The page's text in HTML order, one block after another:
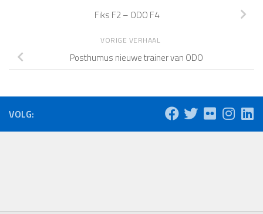
Fiks F2 – ODO F4
VORIGE VERHAAL
Posthumus nieuwe trainer van ODO
VOLG: